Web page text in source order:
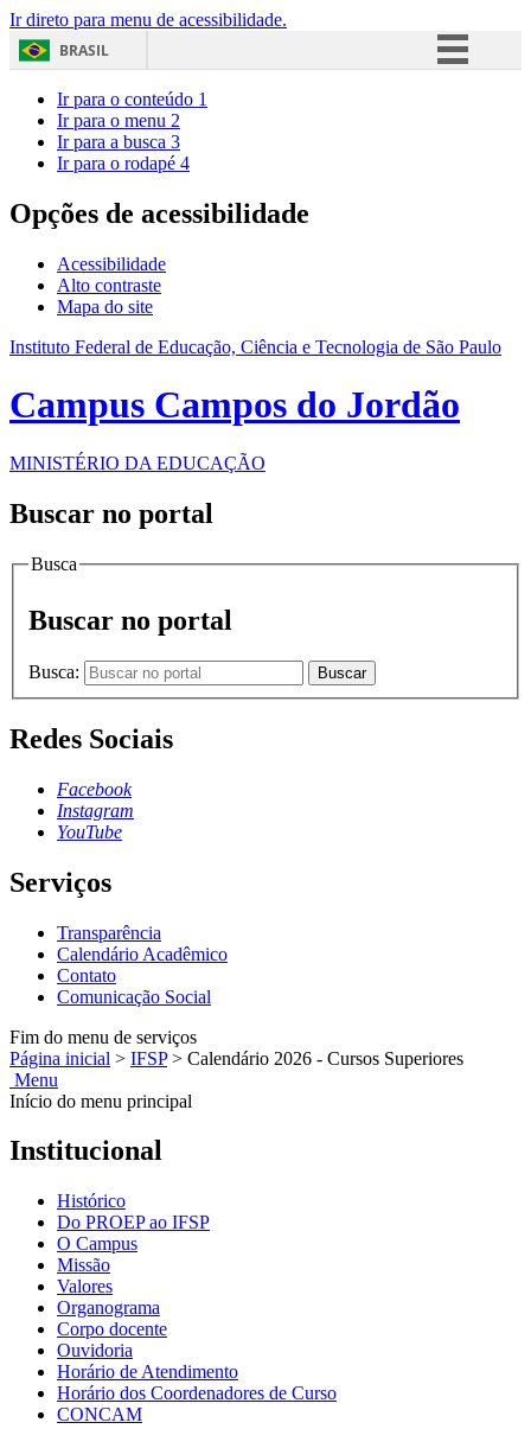
Ir direto para menu de acessibilidade.
BRASIL
Acesso à informação
Ir para o conteúdo 1
Ir para o menu 2
Ir para a busca 3
Ir para o rodapé 4
Opções de acessibilidade
Acessibilidade
Alto contraste
Mapa do site
Instituto Federal de Educação, Ciência e Tecnologia de São Paulo
Campus Campos do Jordão
MINISTÉRIO DA EDUCAÇÃO
Buscar no portal
Busca
Buscar no portal
Busca: Buscar
Redes Sociais
Facebook
Instagram
YouTube
Serviços
Transparência
Calendário Acadêmico
Contato
Comunicação Social
Fim do menu de serviços
Página inicial > IFSP > Calendário 2026 - Cursos Superiores
Menu
Início do menu principal
Institucional
Histórico
Do PROEP ao IFSP
O Campus
Missão
Valores
Organograma
Corpo docente
Ouvidoria
Horário de Atendimento
Horário dos Coordenadores de Curso
CONCAM